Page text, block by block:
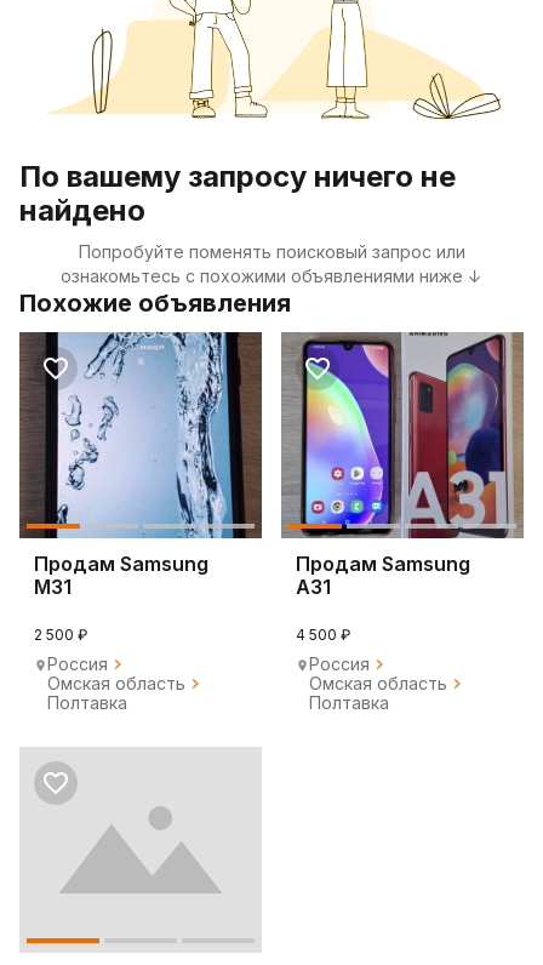
По вашему запросу ничего не
найдено
Попробуйте поменять поисковый запрос или
ознакомьтесь с похожими объявлениями ниже ↓
Похожие объявления
Продам Samsung
M31
2 500 ₽
Россия
Омская область
Полтавка
Продам Samsung
A31
4 500 ₽
Россия
Омская область
Полтавка